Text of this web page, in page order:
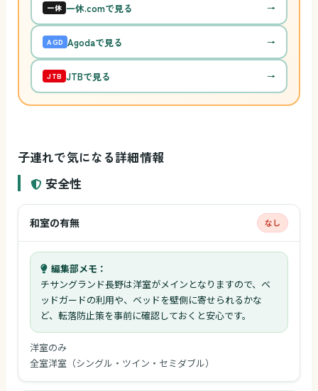
一休 一休.comで見る →
AGD Agodaで見る →
JTB JTBで見る →
子連れで気になる詳細情報
安全性
和室の有無 なし
編集部メモ：
チサングランド長野は洋室がメインとなりますので、ベ
ッドガードの利用や、ベッドを壁側に寄せられるかな
ど、転落防止策を事前に確認しておくと安心です。
洋室のみ
全室洋室（シングル・ツイン・セミダブル）